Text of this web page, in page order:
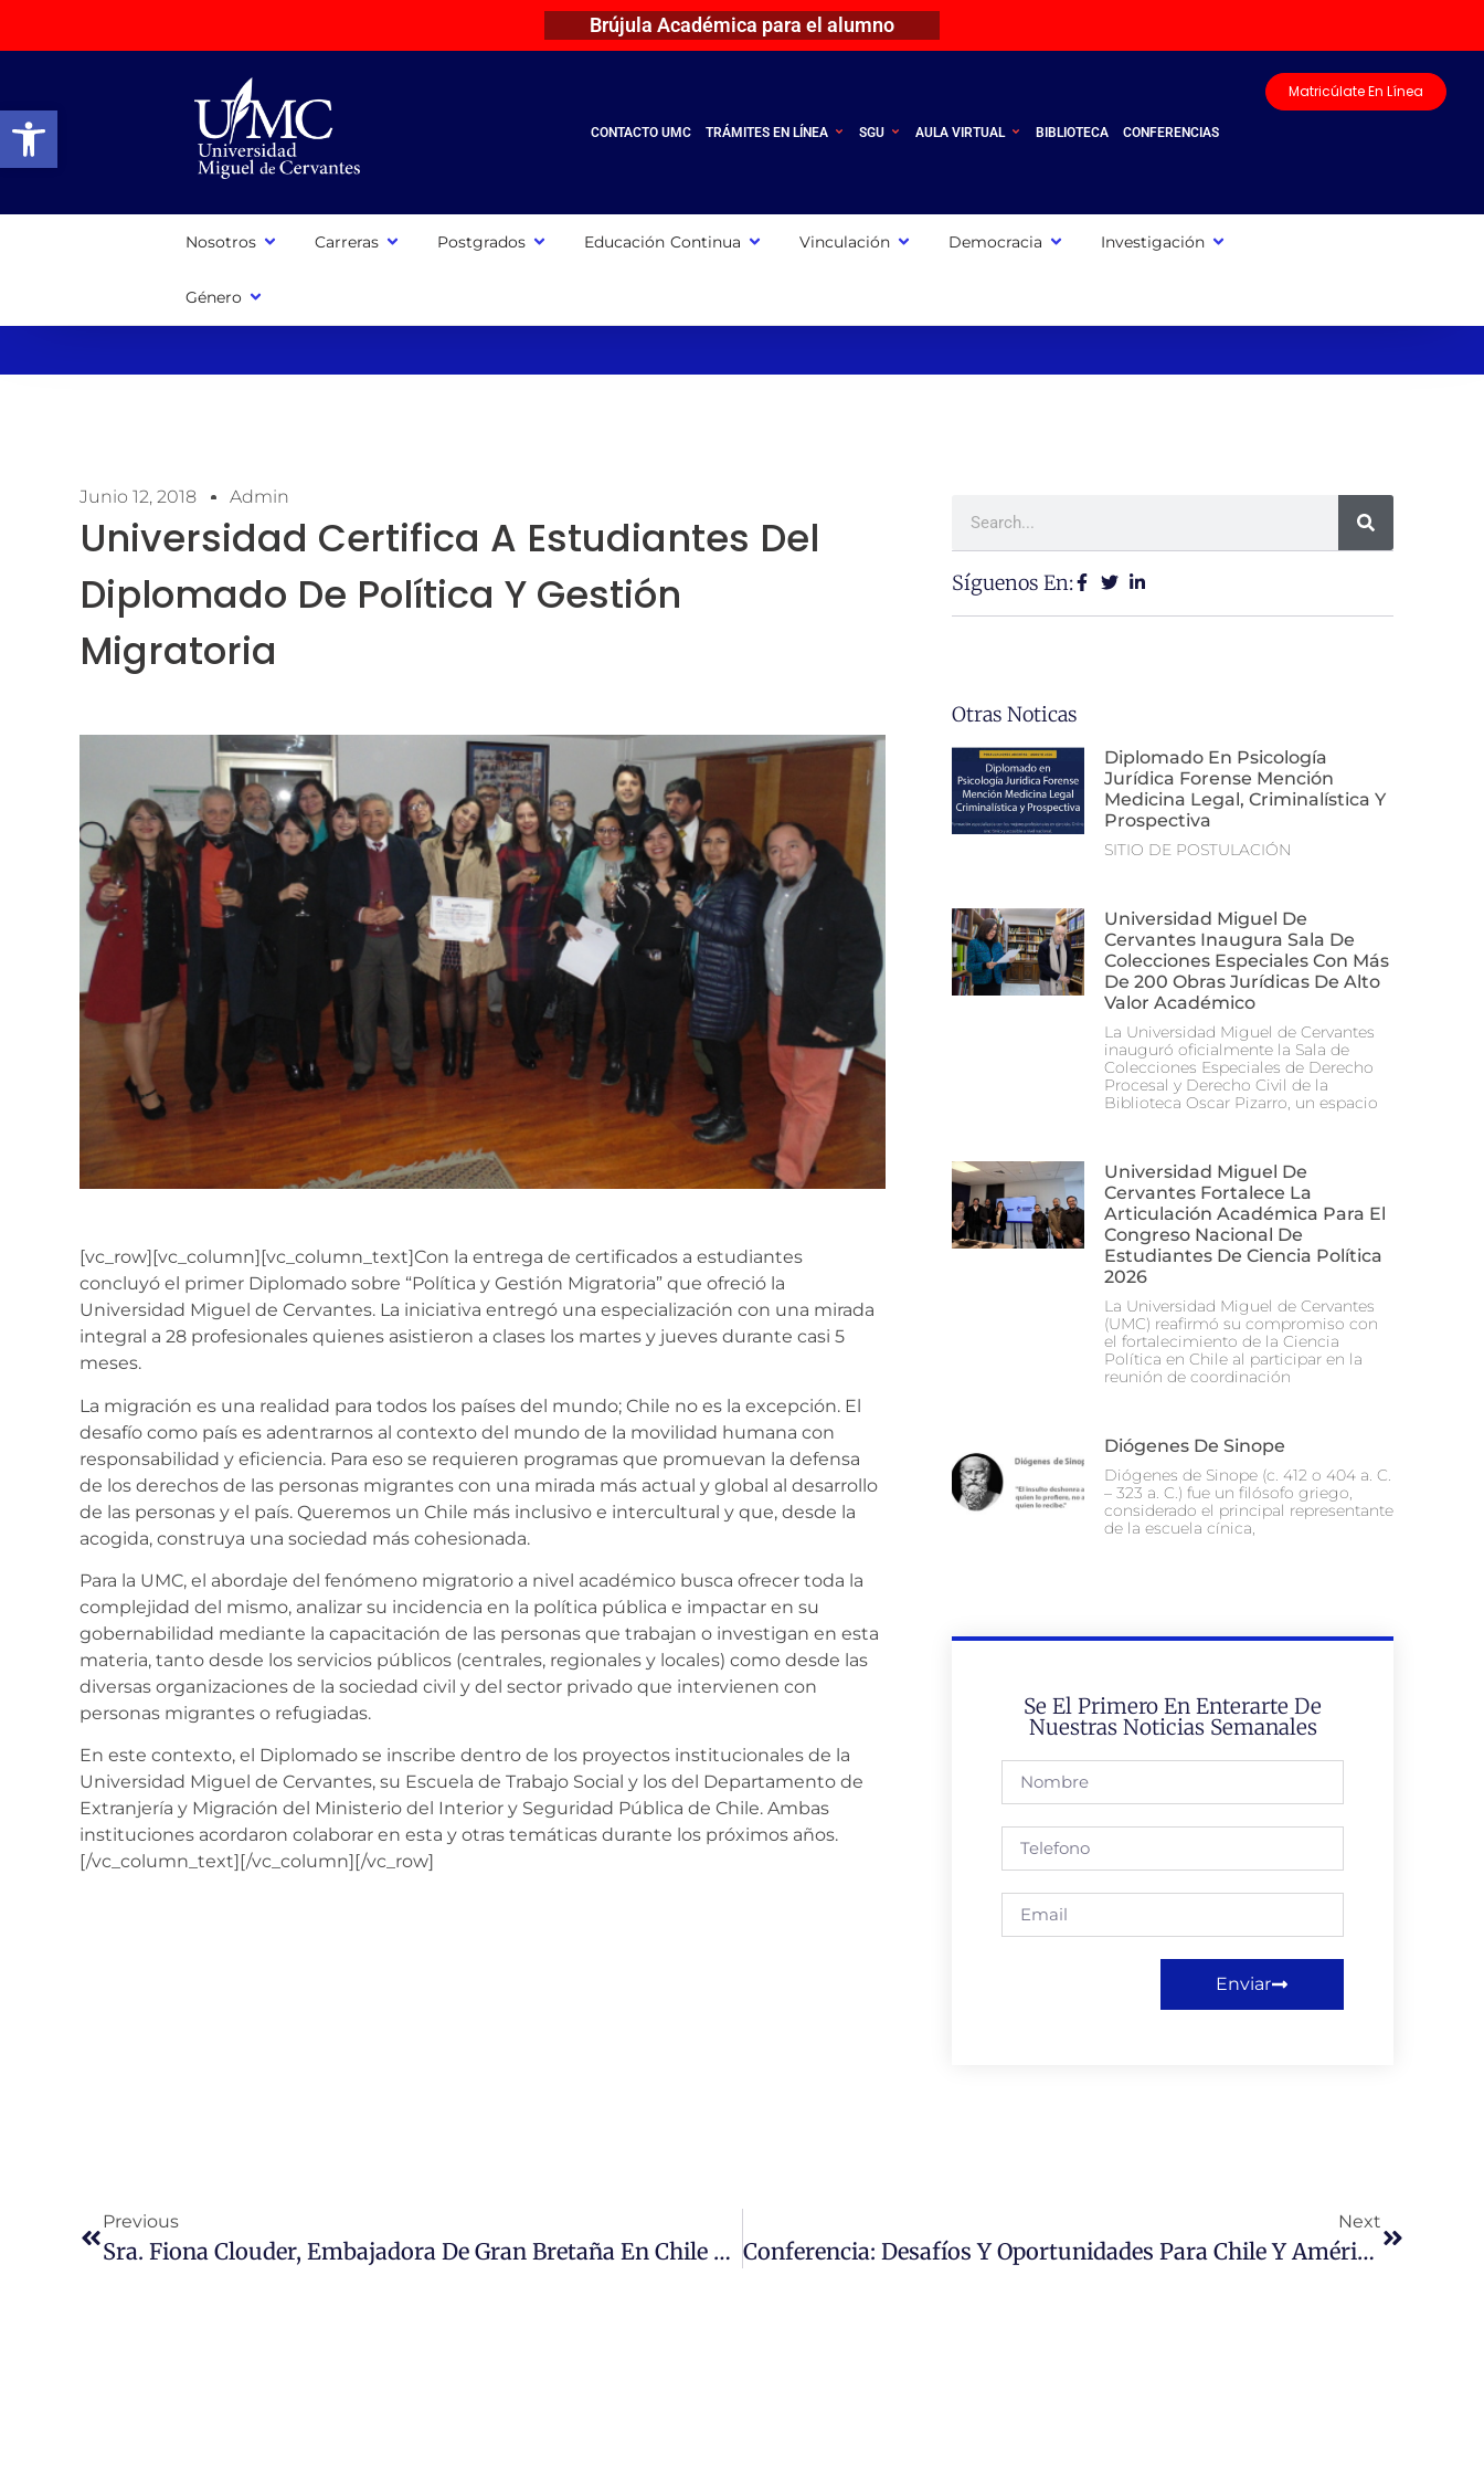
Abrir barra de herramientas
Brújula Académica para el alumno
CONTACTO UMC TRÁMITES EN LÍNEA SGU AULA VIRTUAL BIBLIOTECA CONFERENCIAS
Matricúlate En Línea
Nosotros Carreras Postgrados Educación Continua Vinculación Democracia Investigación
Género
Junio 12, 2018 Admin
Universidad Certifica A Estudiantes Del
Diplomado De Política Y Gestión
Migratoria
[vc_row][vc_column][vc_column_text]Con la entrega de certificados a estudiantes
concluyó el primer Diplomado sobre “Política y Gestión Migratoria” que ofreció la
Universidad Miguel de Cervantes. La iniciativa entregó una especialización con una mirada
integral a 28 profesionales quienes asistieron a clases los martes y jueves durante casi 5
meses.
La migración es una realidad para todos los países del mundo; Chile no es la excepción. El
desafío como país es adentrarnos al contexto del mundo de la movilidad humana con
responsabilidad y eficiencia. Para eso se requieren programas que promuevan la defensa
de los derechos de las personas migrantes con una mirada más actual y global al desarrollo
de las personas y el país. Queremos un Chile más inclusivo e intercultural y que, desde la
acogida, construya una sociedad más cohesionada.
Para la UMC, el abordaje del fenómeno migratorio a nivel académico busca ofrecer toda la
complejidad del mismo, analizar su incidencia en la política pública e impactar en su
gobernabilidad mediante la capacitación de las personas que trabajan o investigan en esta
materia, tanto desde los servicios públicos (centrales, regionales y locales) como desde las
diversas organizaciones de la sociedad civil y del sector privado que intervienen con
personas migrantes o refugiadas.
En este contexto, el Diplomado se inscribe dentro de los proyectos institucionales de la
Universidad Miguel de Cervantes, su Escuela de Trabajo Social y los del Departamento de
Extranjería y Migración del Ministerio del Interior y Seguridad Pública de Chile. Ambas
instituciones acordaron colaborar en esta y otras temáticas durante los próximos años.
[/vc_column_text][/vc_column][/vc_row]
Síguenos En:
Otras Noticas
Diplomado En Psicología
Jurídica Forense Mención
Medicina Legal, Criminalística Y
Prospectiva
SITIO DE POSTULACIÓN
Universidad Miguel De
Cervantes Inaugura Sala De
Colecciones Especiales Con Más
De 200 Obras Jurídicas De Alto
Valor Académico
La Universidad Miguel de Cervantes
inauguró oficialmente la Sala de
Colecciones Especiales de Derecho
Procesal y Derecho Civil de la
Biblioteca Oscar Pizarro, un espacio
Universidad Miguel De
Cervantes Fortalece La
Articulación Académica Para El
Congreso Nacional De
Estudiantes De Ciencia Política
2026
La Universidad Miguel de Cervantes
(UMC) reafirmó su compromiso con
el fortalecimiento de la Ciencia
Política en Chile al participar en la
reunión de coordinación
Diógenes De Sinope
Diógenes de Sinope (c. 412 o 404 a. C.
– 323 a. C.) fue un filósofo griego,
considerado el principal representante
de la escuela cínica,
Se El Primero En Enterarte De
Nuestras Noticias Semanales
Enviar
Previous
Sra. Fiona Clouder, Embajadora De Gran Bretaña En Chile Expone Sobre Brexist En La UMC
Next
Conferencia: Desafíos Y Oportunidades Para Chile Y América Latina.